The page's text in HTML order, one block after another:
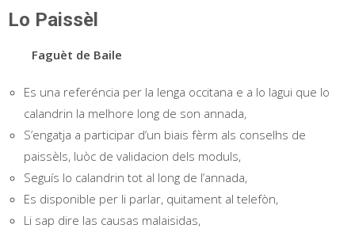
Lo Paissèl
Faguèt de Baile
Es una referéncia per la lenga occitana e a lo lagui que lo
calandrin la melhore long de son annada,
S’engatja a participar d’un biais fèrm als conselhs de
paissèls, luòc de validacion dels moduls,
Seguís lo calandrin tot al long de l’annada,
Es disponible per li parlar, quitament al telefòn,
Li sap dire las causas malaisidas,